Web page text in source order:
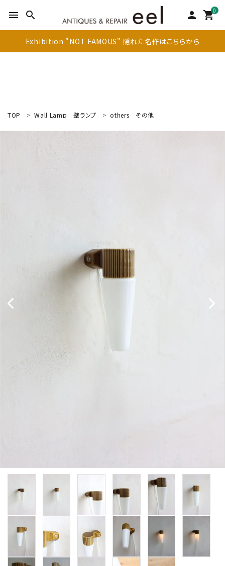
menu search person 0
shopping_cart
Exhibition "NOT FAMOUS" 隠れた名作はこちらから
キャビネット
卸販売
デザイナーまとめ
メンテナンスについて
TOP Wall Lamp 壁ランプ others その他